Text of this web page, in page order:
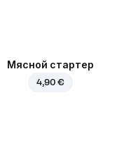
Мясной стартер
4,90 €